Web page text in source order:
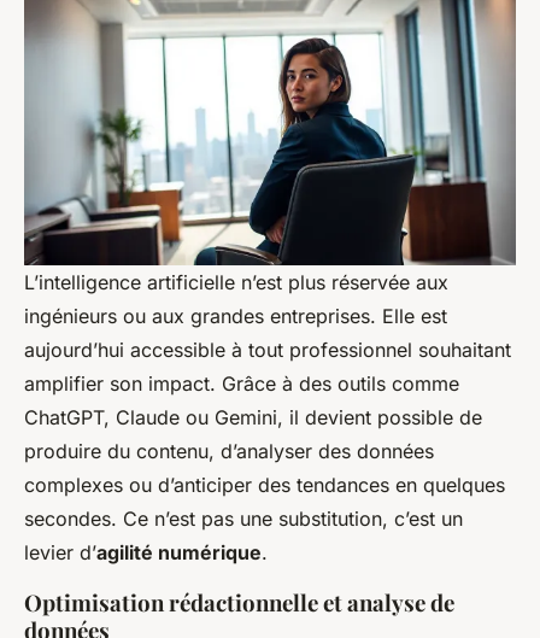
L’intelligence artificielle n’est plus réservée aux
ingénieurs ou aux grandes entreprises. Elle est
aujourd’hui accessible à tout professionnel souhaitant
amplifier son impact. Grâce à des outils comme
ChatGPT, Claude ou Gemini, il devient possible de
produire du contenu, d’analyser des données
complexes ou d’anticiper des tendances en quelques
secondes. Ce n’est pas une substitution, c’est un
levier d’agilité numérique.
Optimisation rédactionnelle et analyse de
données